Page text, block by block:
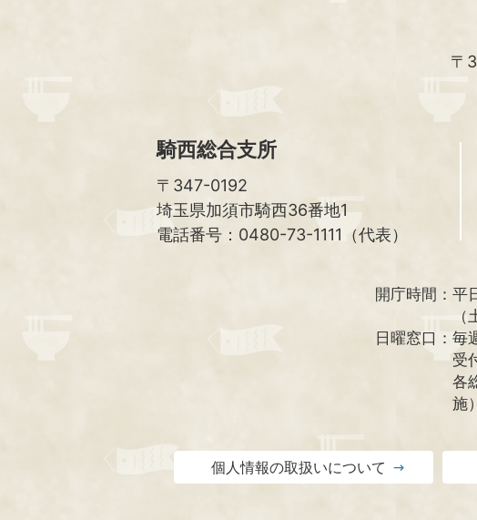
〒
騎西総合支所
〒347-0192
埼玉県加須市騎西36番地1
電話番号：0480-73-1111（代表）
開庁時間： 平
日曜窓口： 毎
受
各
施）
個人情報の取扱いについて